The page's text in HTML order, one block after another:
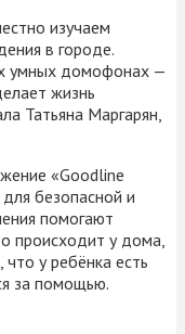
изучаем
в городе.
умных домофонах —
жизнь
Татьяна Маргарян,
«Goodline
безопасной и
помогают
происходит у дома,
у ребёнка есть
за помощью.